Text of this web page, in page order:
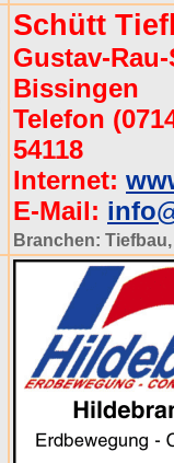
Schütt
Gustav-
Bissingen
Telefon
54118
Internet:
E-Mail:
Branchen: Tiefbau